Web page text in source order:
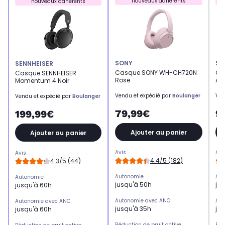
SENNHEISER
Casque SENNHEISER
Momentum 4 Noir
Vendu et expédié par Boulanger
199,99€
Ajouter au panier
Avis
4.3/5 (44)
Autonomie
jusqu'à 60h
Autonomie avec ANC
jusqu'à 60h
SONY
Casque SONY WH-CH720N
Rose
Vendu et expédié par Boulanger
79,99€
Ajouter au panier
Avis
4.4/5 (182)
Autonomie
jusqu'à 50h
Autonomie avec ANC
jusqu'à 35h